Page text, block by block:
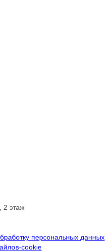
2 этаж
персональных данных
cookie